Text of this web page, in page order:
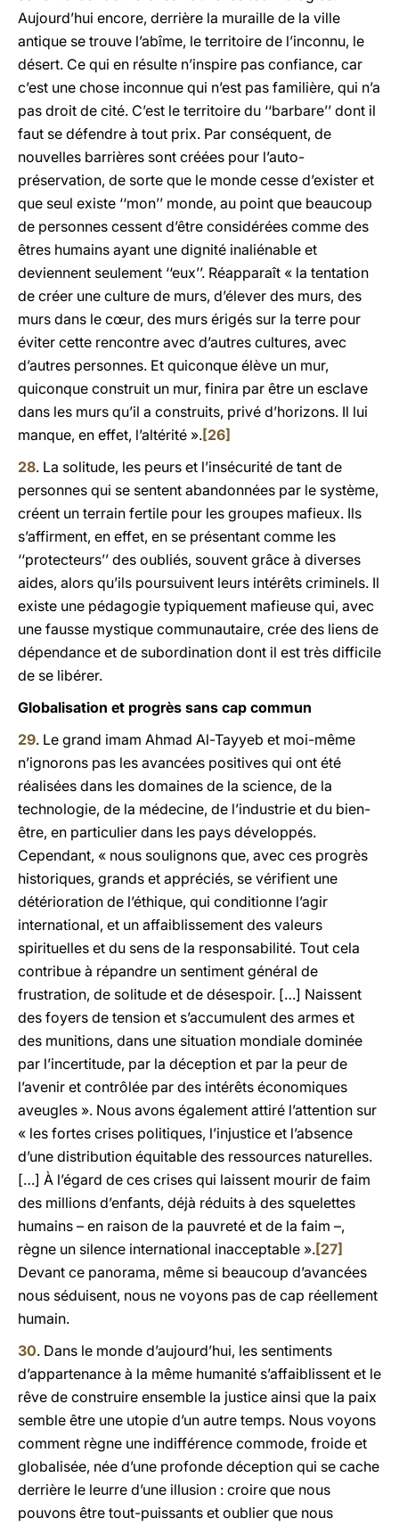
Aujourd’hui encore, derrière la muraille de la ville
antique se trouve l’abîme, le territoire de l’inconnu, le
désert. Ce qui en résulte n’inspire pas confiance, car
c’est une chose inconnue qui n’est pas familière, qui n’a
pas droit de cité. C’est le territoire du ‘‘barbare’’ dont il
faut se défendre à tout prix. Par conséquent, de
nouvelles barrières sont créées pour l’auto-
préservation, de sorte que le monde cesse d’exister et
que seul existe ‘‘mon’’ monde, au point que beaucoup
de personnes cessent d’être considérées comme des
êtres humains ayant une dignité inaliénable et
deviennent seulement ‘‘eux’’. Réapparaît « la tentation
de créer une culture de murs, d’élever des murs, des
murs dans le cœur, des murs érigés sur la terre pour
éviter cette rencontre avec d’autres cultures, avec
d’autres personnes. Et quiconque élève un mur,
quiconque construit un mur, finira par être un esclave
dans les murs qu’il a construits, privé d’horizons. Il lui
manque, en effet, l’altérité ».[26]
28. La solitude, les peurs et l’insécurité de tant de
personnes qui se sentent abandonnées par le système,
créent un terrain fertile pour les groupes mafieux. Ils
s’affirment, en effet, en se présentant comme les
‘‘protecteurs’’ des oubliés, souvent grâce à diverses
aides, alors qu’ils poursuivent leurs intérêts criminels. Il
existe une pédagogie typiquement mafieuse qui, avec
une fausse mystique communautaire, crée des liens de
dépendance et de subordination dont il est très difficile
de se libérer.
Globalisation et progrès sans cap commun
29. Le grand imam Ahmad Al-Tayyeb et moi-même
n’ignorons pas les avancées positives qui ont été
réalisées dans les domaines de la science, de la
technologie, de la médecine, de l’industrie et du bien-
être, en particulier dans les pays développés.
Cependant, « nous soulignons que, avec ces progrès
historiques, grands et appréciés, se vérifient une
détérioration de l’éthique, qui conditionne l’agir
international, et un affaiblissement des valeurs
spirituelles et du sens de la responsabilité. Tout cela
contribue à répandre un sentiment général de
frustration, de solitude et de désespoir. […] Naissent
des foyers de tension et s’accumulent des armes et
des munitions, dans une situation mondiale dominée
par l’incertitude, par la déception et par la peur de
l’avenir et contrôlée par des intérêts économiques
aveugles ». Nous avons également attiré l’attention sur
« les fortes crises politiques, l’injustice et l’absence
d’une distribution équitable des ressources naturelles.
[…] À l’égard de ces crises qui laissent mourir de faim
des millions d’enfants, déjà réduits à des squelettes
humains – en raison de la pauvreté et de la faim –,
règne un silence international inacceptable ».[27]
Devant ce panorama, même si beaucoup d’avancées
nous séduisent, nous ne voyons pas de cap réellement
humain.
30. Dans le monde d’aujourd’hui, les sentiments
d’appartenance à la même humanité s’affaiblissent et le
rêve de construire ensemble la justice ainsi que la paix
semble être une utopie d’un autre temps. Nous voyons
comment règne une indifférence commode, froide et
globalisée, née d’une profonde déception qui se cache
derrière le leurre d’une illusion : croire que nous
pouvons être tout-puissants et oublier que nous